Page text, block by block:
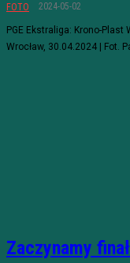
FOTO 2024-05-02
PGE Ekstraliga: Krono-
Wrocław, 30.04.2024 | Fot.
Zaczynamy